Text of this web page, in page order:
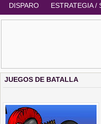
DISPARO ESTRATEGIA /
JUEGOS DE BATALLA